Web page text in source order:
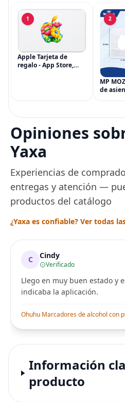
1
Apple Tarjeta de
regalo - App Store,
2
MP
de
para
Opiniones
Yaxa
Experiencias de
entregas y atención —
productos del catálogo
¿Yaxa es confiable? Ver todas
C Cindy
Verificado
Llego en muy buen estado y
indicaba la aplicación.
Información
producto